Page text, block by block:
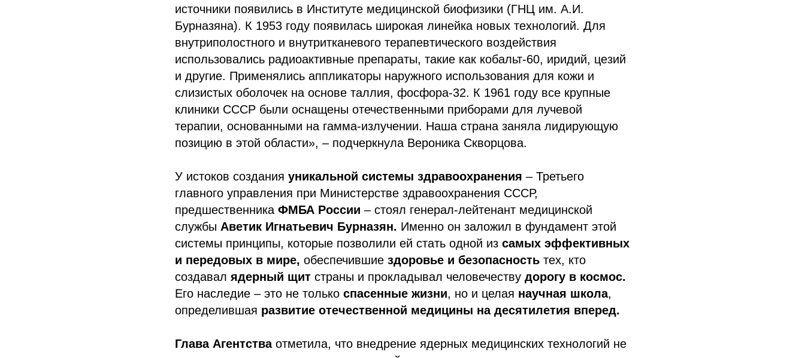
источники появились в Институте медицинской биофизики (ГНЦ им. А.И.
Бурназяна). К 1953 году появилась широкая линейка новых технологий. Для
внутриполостного и внутритканевого терапевтического воздействия
использовались радиоактивные препараты, такие как кобальт-60, иридий, цезий
и другие. Применялись аппликаторы наружного использования для кожи и
слизистых оболочек на основе таллия, фосфора-32. К 1961 году все крупные
клиники СССР были оснащены отечественными приборами для лучевой
терапии, основанными на гамма-излучении. Наша страна заняла лидирующую
позицию в этой области», – подчеркнула Вероника Скворцова.
У истоков создания уникальной системы здравоохранения – Третьего
главного управления при Министерстве здравоохранения СССР,
предшественника ФМБА России – стоял генерал-лейтенант медицинской
службы Аветик Игнатьевич Бурназян. Именно он заложил в фундамент этой
системы принципы, которые позволили ей стать одной из самых эффективных
и передовых в мире, обеспечившие здоровье и безопасность тех, кто
создавал ядерный щит страны и прокладывал человечеству дорогу в космос.
Его наследие – это не только спасенные жизни, но и целая научная школа,
определившая развитие отечественной медицины на десятилетия вперед.
Глава Агентстваотметила, что внедрение ядерных медицинских технологий не